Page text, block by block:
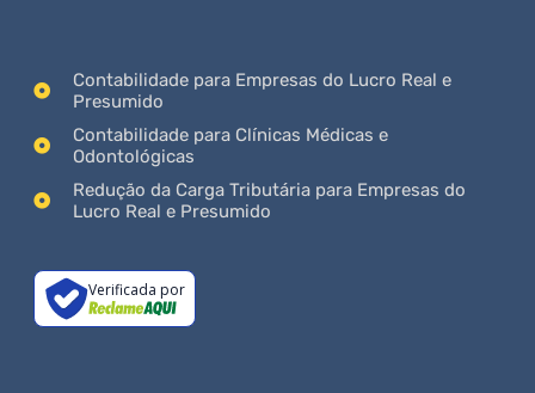
Contabilidade para Empresas do Lucro Real e
Presumido
Contabilidade para Clínicas Médicas e
Odontológicas
Redução da Carga Tributária para Empresas do
Lucro Real e Presumido
Verificada por